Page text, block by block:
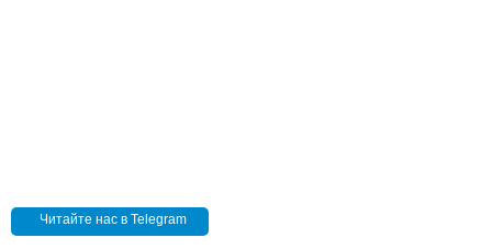
Читайте нас в Telegram